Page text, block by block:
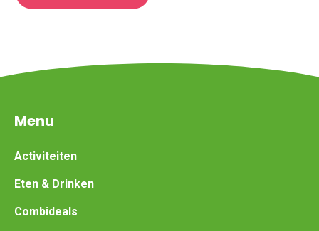
Menu
Activiteiten
Eten & Drinken
Combideals